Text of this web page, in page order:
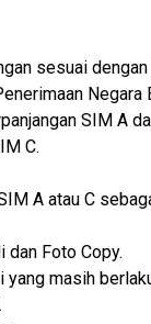
sesuai
Negara
SIM A
C.
A atau C
dan Foto Copy.
masih